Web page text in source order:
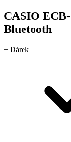
CASIO
Bluetooth
+ Dárek